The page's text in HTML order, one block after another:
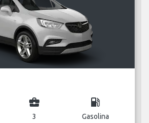
business_center
3
local_gas_station
Gasolina